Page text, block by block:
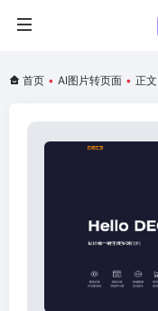
首页 • AI图片转页面 • 正文